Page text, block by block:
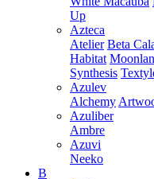
Up
Azteca
Atelier Beta
Habitat
Synthesis
Azulev
Alchemy
Azuliber
Ambre
Azuvi
Neeko
B